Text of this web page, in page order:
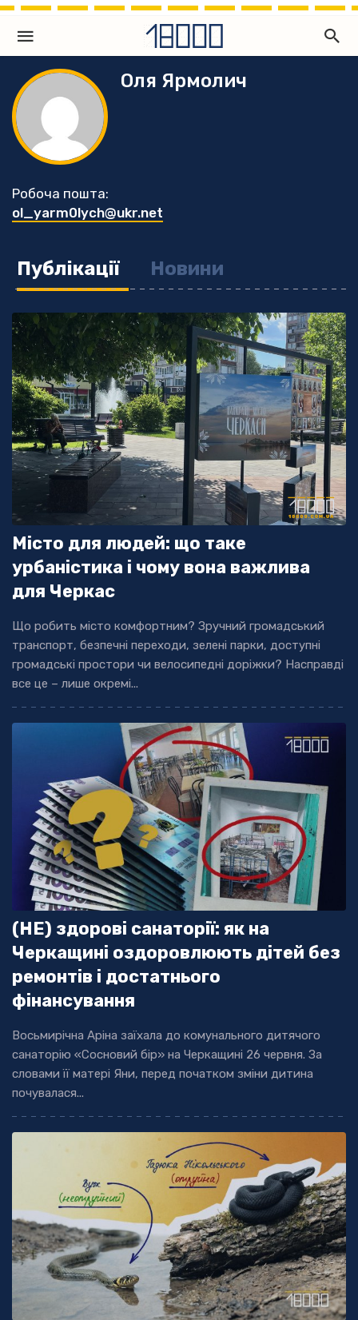
Оля Ярмолич
Робоча пошта:
ol_yarm0lych@ukr.net
Публікації Новини
Місто для людей: що таке
урбаністика і чому вона важлива
для Черкас
Що робить місто комфортним? Зручний громадський
транспорт, безпечні переходи, зелені парки, доступні
громадські простори чи велосипедні доріжки? Насправді
все це – лише окремі...
(НЕ) здорові санаторії: як на
Черкащині оздоровлюють дітей без
ремонтів і достатнього
фінансування
Восьмирічна Аріна заїхала до комунального дитячого
санаторію «Сосновий бір» на Черкащині 26 червня. За
словами її матері Яни, перед початком зміни дитина
почувалася...